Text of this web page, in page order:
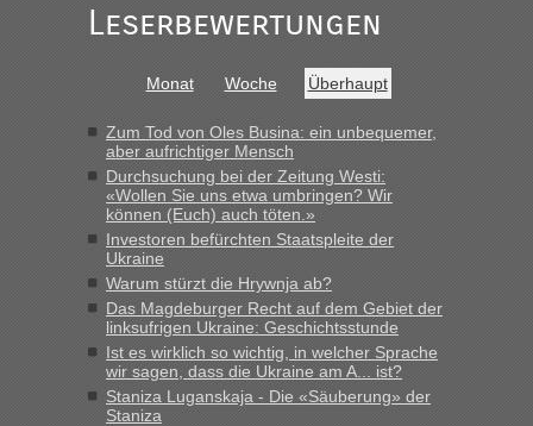
schnell da auch Passagiere mit EU-Pass dabei waren“
Berichte und Reisetipps • Re: An welchem
Grenzübergang zwischen Polen und der Ukraine geht es am
„Bin am Montag 15.6.26 um 8 Uhr in Urgyniw ausgereist,
das erste Mal an einem Montagmorgen ca. 15 Fahrzeuge
vor mir, bin sonst der Erste oder Zweite, egal, nach ca 20
Minuten wurde dann die nächste Welle...“
Berichte und Reisetipps • Re: An welchem
Grenzübergang zwischen Polen und der Ukraine geht es am
schnellsten?
„Derzeit, ist es überall sehr voll an den Grenzen Ukraine/
Polen. Zb. Krakovets 100 PKW ca. 10 h Wartezeit. Wollen
Montag rüber, versuchen es sehr früh.“
Leserbewertungen
Monat Woche Überhaupt
Zum Tod von Oles Busina: ein unbequemer,
aber aufrichtiger Mensch
Durchsuchung bei der Zeitung Westi:
«Wollen Sie uns etwa umbringen? Wir
können (Euch) auch töten.»
Investoren befürchten Staatspleite der
Ukraine
Warum stürzt die Hrywnja ab?
Das Magdeburger Recht auf dem Gebiet der
linksufrigen Ukraine: Geschichtsstunde
Ist es wirklich so wichtig, in welcher Sprache
wir sagen, dass die Ukraine am A... ist?
Staniza Luganskaja - Die «Säuberung» der
Staniza